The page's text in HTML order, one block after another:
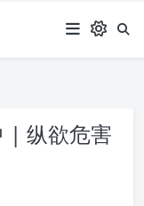
| 纵欲危害